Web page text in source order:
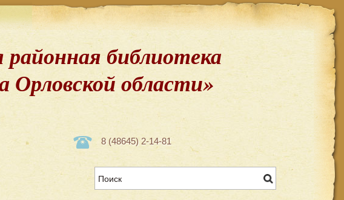
библиотека
Орловской области»
8 (48645) 2-14-81